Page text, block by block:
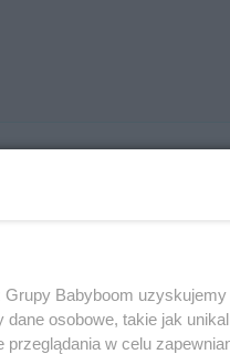
Babyboom uzyskujemy
osobowe, takie jak
w celu